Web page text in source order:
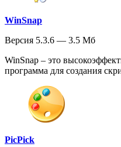
WinSnap
Версия 5.3.6 — 3.5 Мб
WinSnap – это
программа для создания
PicPick